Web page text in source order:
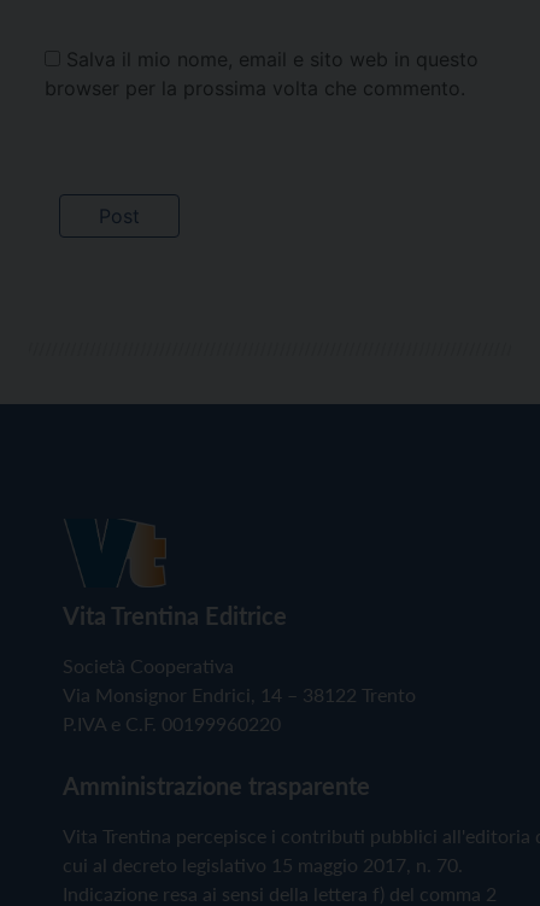
Salva il mio nome, email e sito web in questo
browser per la prossima volta che commento.
Vita Trentina Editrice
Società Cooperativa
Via Monsignor Endrici, 14 – 38122 Trento
P.IVA e C.F. 00199960220
Amministrazione trasparente
Vita Trentina percepisce i contributi pubblici all'editoria
cui al decreto legislativo 15 maggio 2017, n. 70.
Indicazione resa ai sensi della lettera f) del comma 2